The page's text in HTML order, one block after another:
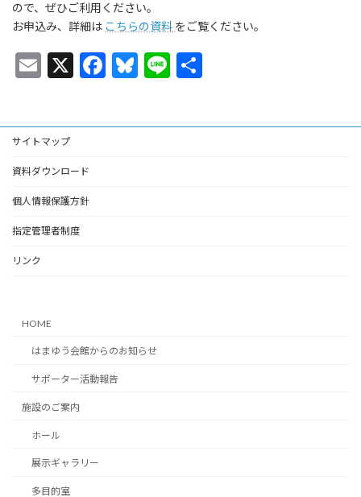
ので、ぜひご利用ください。
お申込み、詳細は こちらの資料 をご覧ください。
E
l
X
F
Bl Li
サイトマップ
資料ダウンロード
個人情報保護方針
指定管理者制度
リンク
HOME
はまゆう会館からのお知らせ
サポーター活動報告
施設のご案内
ホール
展示ギャラリー
多目的室